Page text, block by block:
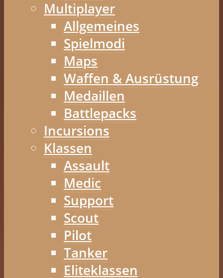
Multiplayer
Allgemeines
Spielmodi
Maps
Waffen & Ausrüstung
Medaillen
Battlepacks
Incursions
Klassen
Assault
Medic
Support
Scout
Pilot
Tanker
Eliteklassen